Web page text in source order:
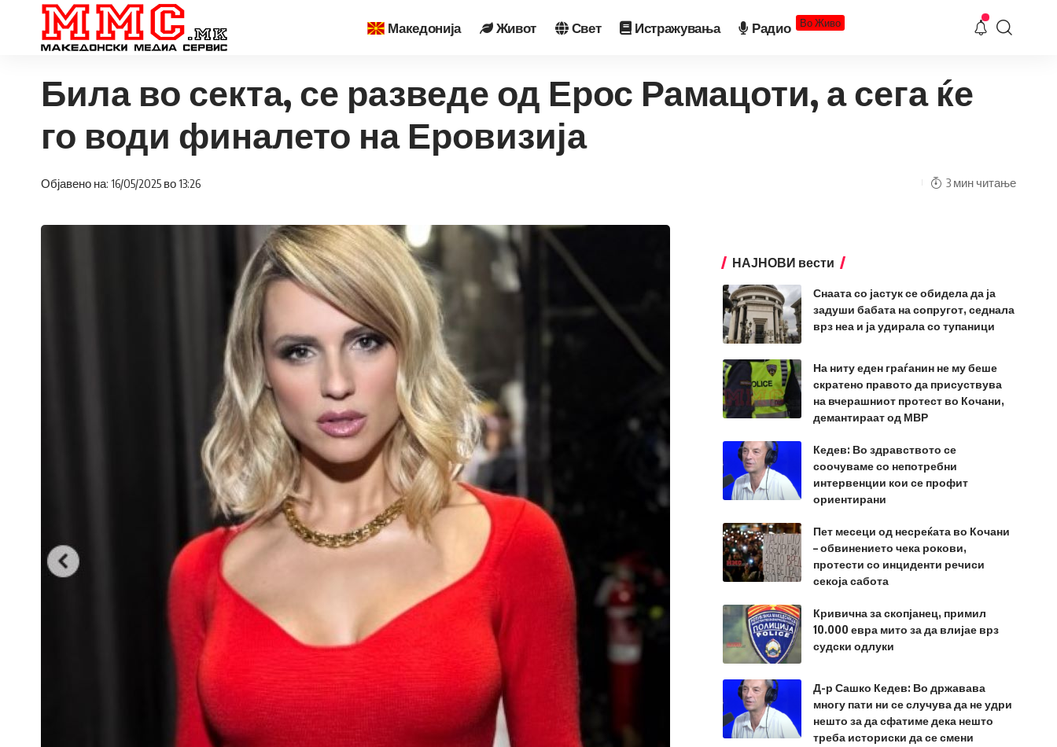
Македонија Живот Свет Истражувања Радио Во Живо
Била во секта, се разведе од Ерос Рамацоти, а сега ќе
го води финалето на Еровизија
Објавено на: 16/05/2025 во 13:26 3 мин читање
НАЈНОВИ вести
Снаата со јастук се обидела да ја
задуши бабата на сопругот, седнала
врз неа и ја удирала со тупаници
На ниту еден граѓанин не му беше
скратено правото да присуствува
на вчерашниот протест во Кочани,
демантираат од МВР
Кедев: Во здравството се
соочуваме со непотребни
интервенции кои се профит
ориентирани
Пет месеци од несреќата во Кочани
– обвинението чека рокови,
протести со инциденти речиси
секоја сабота
Кривична за скопјанец, примил
10.000 евра мито за да влијае врз
судски одлуки
Д-р Сашко Кедев: Во државава
многу пати ни се случува да не удри
нешто за да сфатиме дека нешто
треба историски да се смени